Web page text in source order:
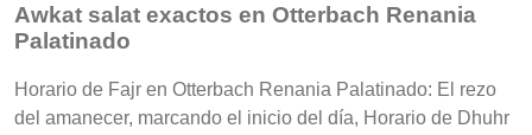
Awkat salat exactos en Otterbach Renania
Palatinado
Horario de Fajr en Otterbach Renania Palatinado: El rezo
del amanecer, marcando el inicio del día, Horario de Dhuhr